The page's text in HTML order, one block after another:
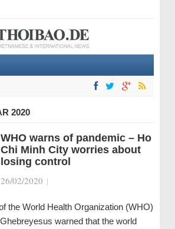
2020
WHO warns of pandemic – Ho
Chi Minh City worries about
losing control
26/02/2020 |
the World Health Organization (WHO)
warned that the world